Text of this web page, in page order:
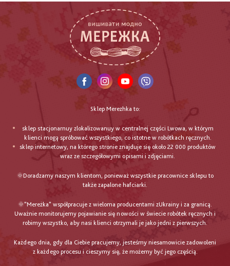
Sklep Merezhka to:
sklep stacjonarnuy zlokalizowanuy w centralnej części Lwowa, w którym
klienci mogą spróbować wszystkiego, co istotne w robótkach ręcznych.
sklep internetowy, na którego stronie znajduje się około 22 000 produktów
wraz ze szczegółowymi opisami i zdjęciami.
🌞Doradzamy naszym klientom, ponieważ wszystkie pracownice sklepu to
także zapalone hafciarki.
🌞"Mereżka" współpracuje z wieloma producentami zUkrainy i za granicą.
Uważnie monitorujemy pojawianie się nowości w świecie robótek ręcznych i
robimy wszystko, aby nasi klienci otrzymali je jako jedni z pierwszych.
Każdego dnia, gdy dla Ciebie pracujemy, jesteśmy niesamowicie zadowoleni
z każdego procesu i cieszymy się, że możemy być jego częścią.